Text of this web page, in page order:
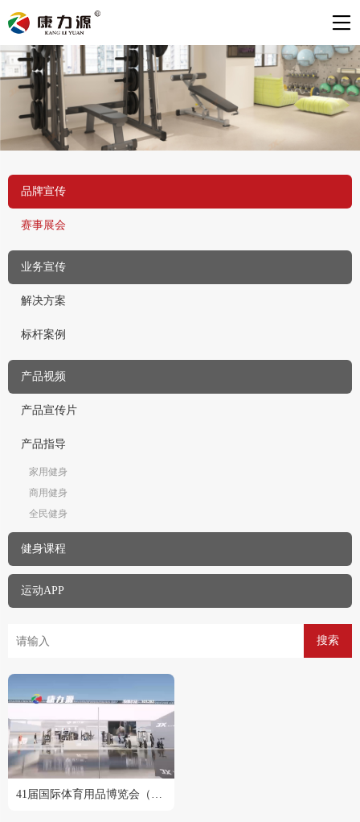
品牌宣传
赛事展会
业务宣传
解决方案
标杆案例
产品视频
产品宣传片
产品指导
家用健身
商用健身
全民健身
健身课程
运动APP
搜索